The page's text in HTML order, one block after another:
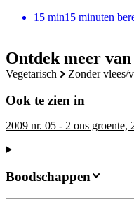
Ontdek meer
vegetarisch zonder vlees/
Ook te zien in
2009 nr. 05 - 2 ons groente,
15 min15 minuten
Boodschappen